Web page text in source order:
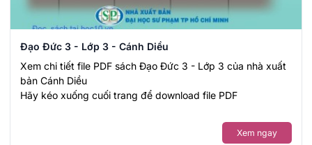
Đạo Đức 3 - Lớp 3 - Cánh Diều
Xem chi tiết file PDF sách Đạo Đức 3 - Lớp 3 của nhà xuất
bản Cánh Diều
Hãy kéo xuống cuối trang để download file PDF
Xem ngay